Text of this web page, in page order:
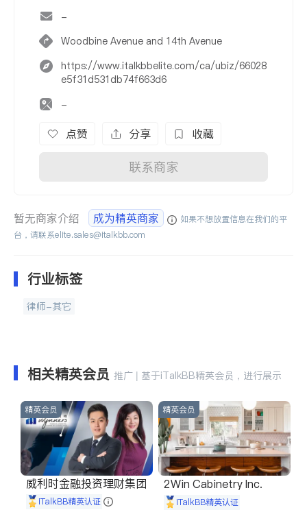
-
Woodbine Avenue and 14th Avenue
https://www.italkbbelite.com/ca/ubiz/66028
e5f31d531db74f663d6
-
点赞 分享 收藏
联系商家
暂无商家介绍 成为精英商家
如果不想放置信息在我们的平
台，请联系elite.sales@italkbb.com
行业标签
律师-其它
相关精英会员 推广 | 基于iTalkBB精英会员，进行展示
精英会员
威利时金融投资理财集团
iTalkBB精英认证
精英会员
2Win Cabinetry Inc.
iTalkBB精英认证